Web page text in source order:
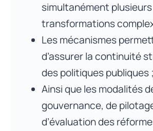
simultanément plusieurs
transformations
Les mécanismes
d’assurer la continuité
des politiques publiques ;
Ainsi que les modalités
gouvernance, de
d’évaluation des